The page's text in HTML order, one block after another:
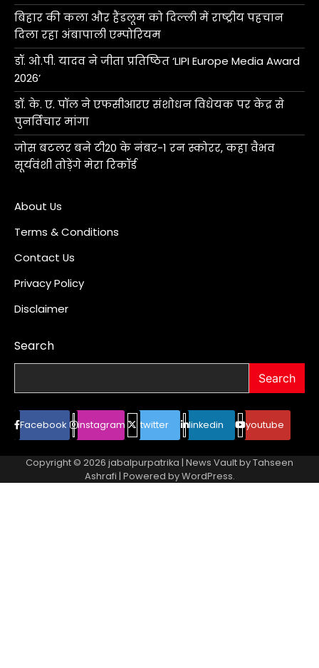
बिहार की कला और हैंडलूम को दिल्ली में राष्ट्रीय पहचान
दिला रहा अंबापाली एम्पोरियम
डॉ. ओ.पी. यादव ने जीता प्रतिष्ठित ‘LIPI Europe Media Award
2026’
डॉ. के. ए. पॉल ने एफसीआरए संशोधन विधेयक पर केंद्र से
पुनर्विचार मांगा
जोस बटलर बने टी20 के नंबर-1 रन स्कोरर, कहा वैभव
सूर्यवंशी तोड़ेंगे मेरा रिकॉर्ड
About Us
Terms & Conditions
Contact Us
Privacy Policy
Disclaimer
Search
Search
Facebook instagram twitter linkedin youtube
Copyright © 2026 jabalpurpatrika | News Vault byTahseen
Ashrafi | Powered byWordPress.